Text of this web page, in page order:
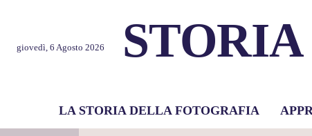
giovedì, 6 Agosto 2026
LA STORIA DELLA FOTOGRAFIA